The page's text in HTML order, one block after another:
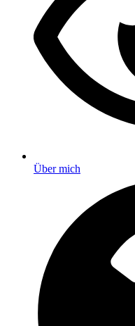
Über mich